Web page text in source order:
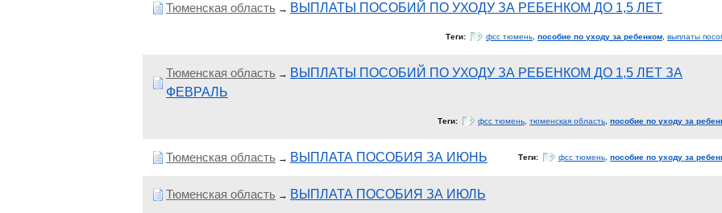
Тюменская область → ВЫПЛАТЫ ПОСОБИЙ ПО УХОДУ ЗА РЕБЕНКОМ ДО 1,5 ЛЕТ
Теги: фсс тюмень пособие по уходу за ребенком выплаты
Тюменская область → ВЫПЛАТЫ ПОСОБИЙ ПО УХОДУ ЗА РЕБЕНКОМ ДО 1,5 ЛЕТ ЗА
ФЕВРАЛЬ
Теги: фсс тюмень тюменская область пособие по уходу за
Тюменская область → ВЫПЛАТА ПОСОБИЯ ЗА ИЮНЬ Теги: фсс тюмень пособие по уходу за
Тюменская область → ВЫПЛАТА ПОСОБИЯ ЗА ИЮЛЬ